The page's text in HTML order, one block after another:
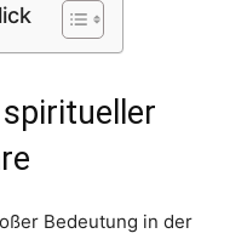
spiritueller
Bedeutung in der